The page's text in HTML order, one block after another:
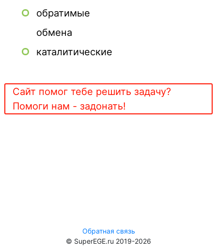
обратимые
обмена
каталитические
Сайт помог тебе решить задачу?
Помоги нам - задонать!
Обратная связь
© SuperEGE.ru 2019-2026